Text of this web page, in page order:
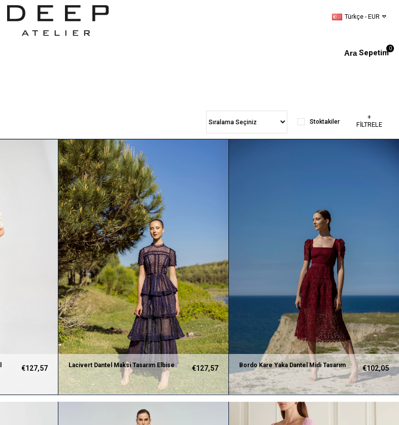
Türkçe - EUR
Sepetim0
Stoktakiler
+
FİLTRELE
€127,57 Lacivert Dantel Maksi Tasarım Elbise €127,57
Bordo Kare Yaka Dantel Midi Tasarım
Elbise
€102,05